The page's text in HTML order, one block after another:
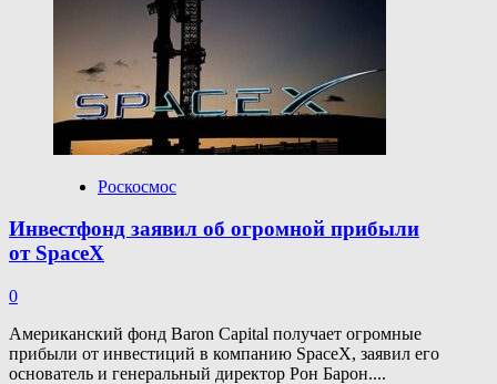
космические
услуги
платными
Роскосмос
Инвестфонд заявил об огромной прибыли
от SpaceX
0
Американский фонд Baron Capital получает огромные
прибыли от инвестиций в компанию SpaceX, заявил его
основатель и генеральный директор Рон Барон....